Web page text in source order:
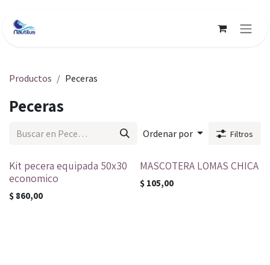
Productos Peceras
Peceras
Ordenar por Filtros
Kit pecera equipada 50x30
economico
$ 860,00
MASCOTERA LOMAS CHICA
$ 105,00